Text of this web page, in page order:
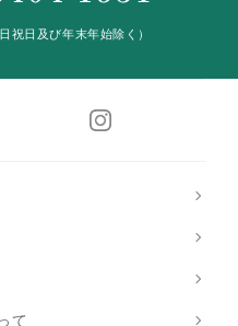
日及び年末年始除く）
て